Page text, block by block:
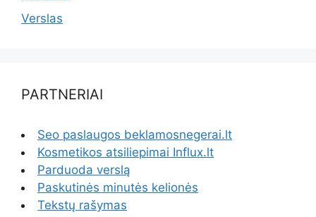
Verslas
PARTNERIAI
Seo paslaugos beklamosnegerai.lt
Kosmetikos atsiliepimai Influx.lt
Parduoda verslą
Paskutinės minutės kelionės
Tekstų rašymas